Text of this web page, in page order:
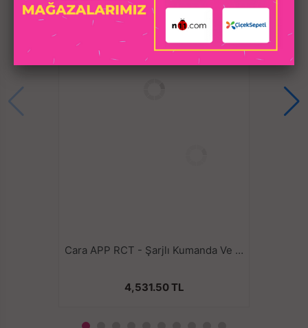
Cara APP RCT - Şarjlı Kumanda Ve Telefon Kontrollü Çift Motorlu G Spot ve Klitoris Uyarıcı Giyilebilir Couple Vibratör
4,531.50 TL